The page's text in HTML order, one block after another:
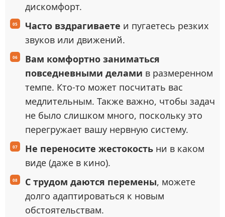
дискомфорт.
Часто вздрагиваете и пугаетесь резких
звуков или движений.
Вам комфортно заниматься
повседневными делами в размеренном
темпе. Кто-то может посчитать вас
медлительным. Также важно, чтобы задач
не было слишком много, поскольку это
перегружает вашу нервную систему.
Не переносите жестокость ни в каком
виде (даже в кино).
С трудом даются перемены, можете
долго адаптироваться к новым
обстоятельствам.